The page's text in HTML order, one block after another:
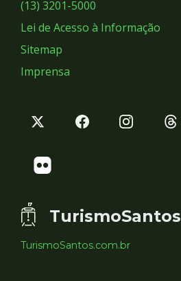
(13) 3201-5000
Lei de Acesso à Informação
Sitemap
Imprensa
TurismoSantos
TurismoSantos.com.br